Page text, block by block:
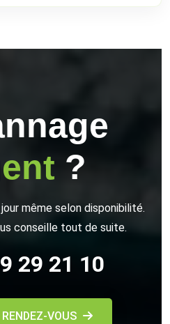
?
même selon disponibilité.
conseille tout de suite.
29 21 10
VOUS